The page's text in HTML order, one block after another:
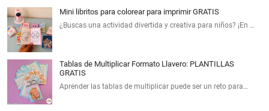
Mini libritos para colorear para imprimir GRATIS
¿Buscas una actividad divertida y creativa para niños? ¡En …
Tablas de Multiplicar Formato Llavero: PLANTILLAS
GRATIS
Aprender las tablas de multiplicar puede ser un reto para…